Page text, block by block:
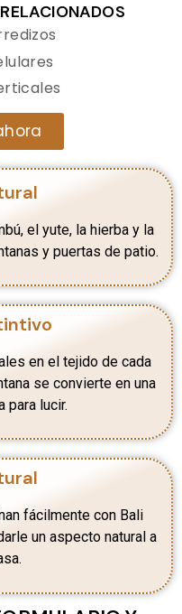
el yute, la hierba y la
y puertas de patio.
en el tejido de cada
se convierte en una
para lucir.
fácilmente con Bali
un aspecto natural a